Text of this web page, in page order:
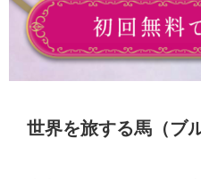
世界を旅する馬（ブ